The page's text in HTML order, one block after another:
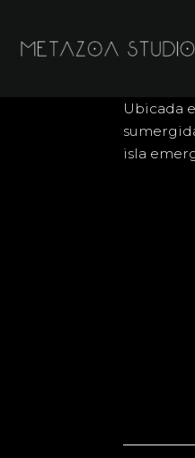
contenido
Ubicada
isla